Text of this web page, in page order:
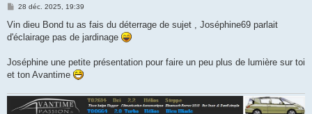
M
s
a
28 déc. 2025, 19:39
Vin dieu Bond tu as fais du déterrage de sujet , Joséphine69 parlait
d'éclairage pas de jardinage
Joséphine une petite présentation pour faire un peu plus de lumière sur toi
et ton Avantime